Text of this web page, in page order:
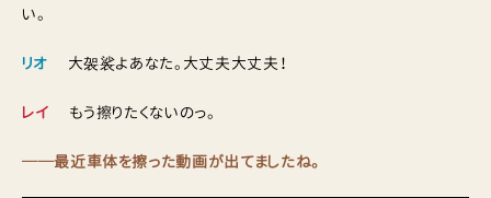
い。
リオ 大袈裟よあなた。大丈夫大丈夫！
レイ もう擦りたくないのっ。
──最近車体を擦った動画が出てましたね。